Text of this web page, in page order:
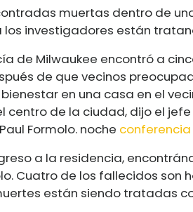
muertas dentro de
los investigadores están
de Milwaukee encontró a
de que vecinos
en una casa en el
centro de la ciudad, dijo el
Formolo. noche
a la residencia,
Cuatro de los fallecidos son
están siendo tratadas